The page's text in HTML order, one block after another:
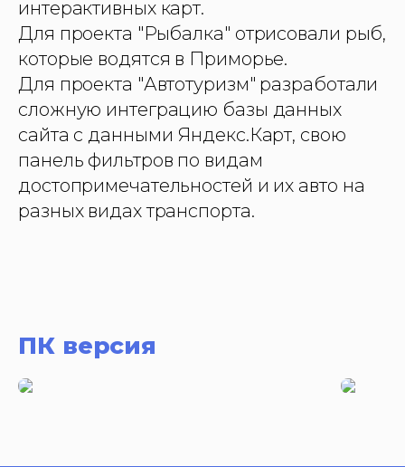
интерактивных карт.
Для проекта "Рыбалка" отрисовали рыб,
которые водятся в Приморье.
Для проекта "Автотуризм" разработали
сложную интеграцию базы данных
сайта с данными Яндекс.Карт, свою
панель фильтров по видам
достопримечательностей и их авто на
разных видах транспорта.
ПК версия